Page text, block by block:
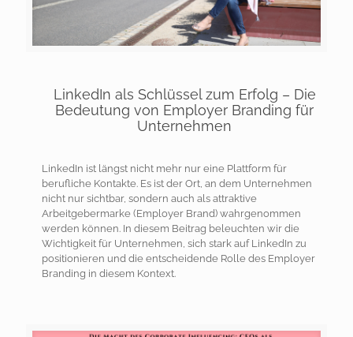
LinkedIn als Schlüssel zum Erfolg – Die
Bedeutung von Employer Branding für
Unternehmen
LinkedIn ist längst nicht mehr nur eine Plattform für
berufliche Kontakte. Es ist der Ort, an dem Unternehmen
nicht nur sichtbar, sondern auch als attraktive
Arbeitgebermarke (Employer Brand) wahrgenommen
werden können. In diesem Beitrag beleuchten wir die
Wichtigkeit für Unternehmen, sich stark auf LinkedIn zu
positionieren und die entscheidende Rolle des Employer
Branding in diesem Kontext.